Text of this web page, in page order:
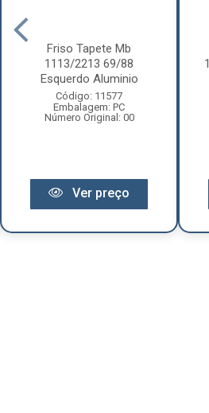
Friso Tapete Mb
1113/2213 69/88
Esquerdo Aluminio
Código: 11577
Embalagem: PC
Número Original: 00
Ver preço